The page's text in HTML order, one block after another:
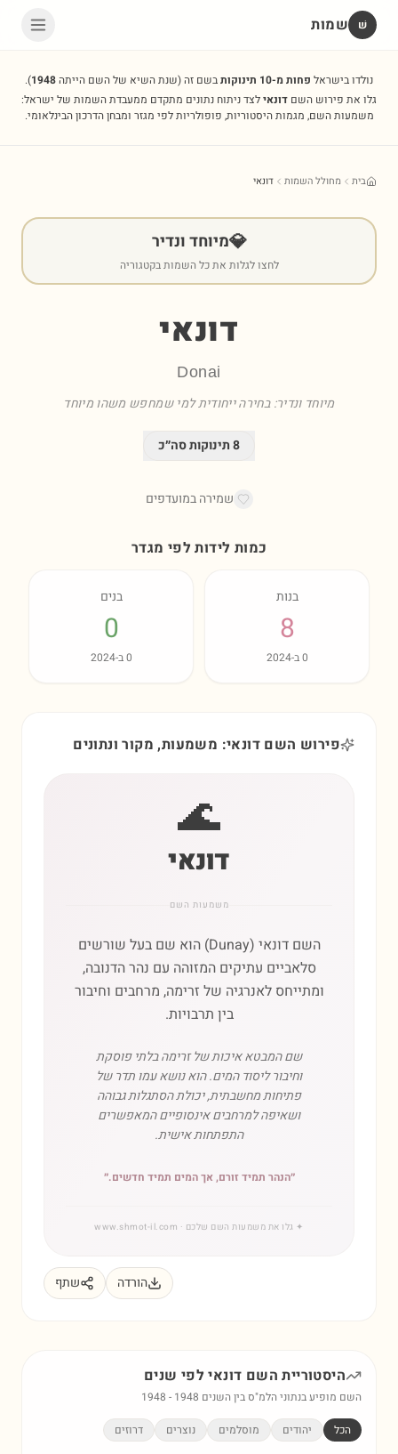
שׁ שמות
נולדו בישראל פחות מ-10 תינוקות בשם זה(שנת השיא של השם הייתה1948
).
גלו את פירוש השם דונאילצד ניתוח נתונים מתקדם ממעבדת השמות של ישראל:
משמעות השם, מגמות היסטוריות, פופולריות לפי מגזר ומבחן הדרכון הבינלאומי.
בית מחולל השמות דונאי
💎מיוחד ונדיר
לחצו לגלות את כל השמות בקטגוריה
דונאי
Donai
מיוחד ונדיר: בחירה ייחודית למי שמחפש משהו מיוחד
8תינוקות סה״כ
שמירה במועדפים
כמות לידות לפי מגדר
בנות
8
0ב-2024
בנים
0
0ב-2024
פירוש השם דונאי: משמעות, מקור ונתונים
🌊
דונאי
משמעות השם
השם דונאי (Dunay) הוא שם בעל שורשים
סלאביים עתיקים המזוהה עם נהר הדנובה,
ומתייחס לאנרגיה של זרימה, מרחבים וחיבור
בין תרבויות.
שם המבטא איכות של זרימה בלתי פוסקת
וחיבור ליסוד המים. הוא נושא עמו תדר של
פתיחות מחשבתית, יכולת הסתגלות גבוהה
ושאיפה למרחבים אינסופיים המאפשרים
התפתחות אישית.
״הנהר תמיד זורם, אך המים תמיד חדשים.״
✦ גלו את משמעות השם שלכם · www.shmot-il.com
הורדה שתף
היסטוריית השם דונאילפי שנים
השם מופיע בנתוני הלמ"ס בין השנים 1948 - 1948
הכל יהודים מוסלמים נוצרים דרוזים